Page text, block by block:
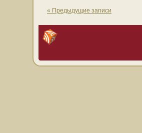
« Предыдущие записи